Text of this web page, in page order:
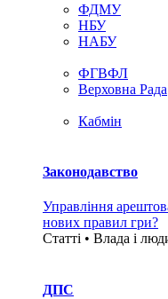
ФДМУ
НБУ
НАБУ
ФГВФЛ
Верховна Рада
Кабмін
Законодавство
Управління
нових правил гри?
Статті • Влада i
ДПС